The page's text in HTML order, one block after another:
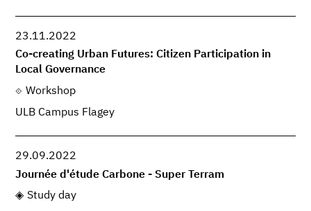
23.11.2022
Co-creating Urban Futures: Citizen Participation in
Local Governance
Workshop
ULB Campus Flagey
29.09.2022
Journée d'étude Carbone - Super Terram
Study day